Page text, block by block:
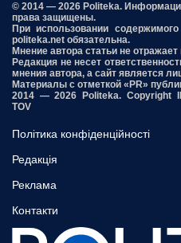
© 2014 — 2026 Politeka.
права защищены.
При использовании
politeka.net обязательна.
Мнение автора статьи не
Редакция не несет
мнения автора, а сайт является
Материалы с отметкой «PR»
2014 — 2026 Politeka. Copyright
TOV
Політика конфіденційності
Редакція
Реклама
Контакти